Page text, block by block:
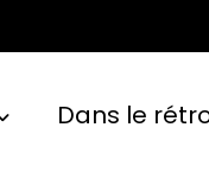
Dans le